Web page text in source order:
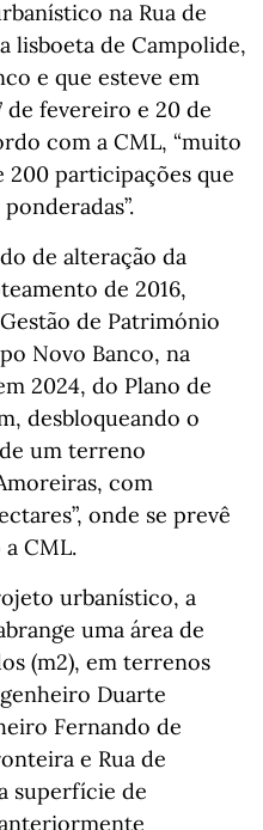
na Rua de
lisboeta de Campolide,
e que esteve em
de fevereiro e 20 de
com a CML, “muito
participações que
de alteração da
de 2016,
de Património
Novo Banco, na
2024, do Plano de
desbloqueando o
um terreno
com
onde se prevê
a CML.
urbanístico, a
uma área de
(m2), em terrenos
Duarte
Fernando de
e Rua de
superfície de